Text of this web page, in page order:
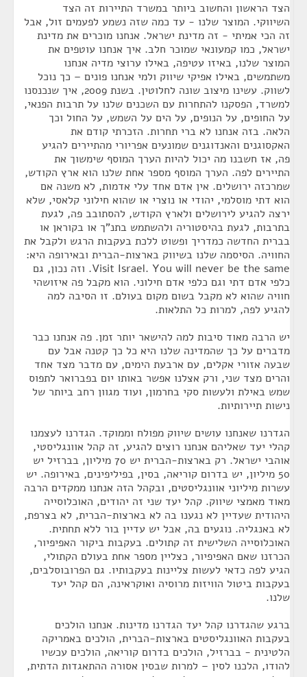
הצד הראשון והחשוב ביותר במשרד התיירות זה הצד
השיווקי. המוצר שלנו - עד כמה שזה נשמע לפעמים זול, אבל
זה הכי אמיתי - זה מדינת ישראל. אנחנו מוכרים את מדינת
ישראל, כמו קמעונאי שמוכר חלב. איך אנחנו עוטפים את
המוצר שלנו, באיזו עטיפה, באילו ערוצי מדיה אנחנו
משתמשים, באילו אפיקי שיווק ולמי אנחנו פונים – כך נוכל
לשווק. עשינו מיצוב שונה לחלוטין. בשנת 2009, איך שנכנסנו
למשרד, הפסקנו להתחרות עם השכנים שלנו על תרבות הפנאי,
על החופים, על הנופים, על הים על השמש, על החול וכך
הלאה. בזה אנחנו לא ברי תחרות. הזכרתי קודם את
האקסוגנים והאנדוגנים שמונעים אפריורי מהתיירים להגיע
פה, אז חשבנו מה יכול להיות הערך המוסף שימשוך את
התיירים לפה. הערך המוסף מספר אחת שלנו הוא ארץ הקודש,
שמרכזה ירושלים. אין אדם אחד עלי אדמות, לא משנה אם
הוא דתי מוסלמי, יהודי או נוצרי או שהוא חילוני קלאסי, שלא
ירצה להגיע לירושלים ולארץ הקודש, להסתובב פה, לגעת
בתרבות, לגעת בהיסטוריה ולהשתמש בתנ"ך או בקוראן או
בברית החדשה כמדריך ופשוט ללכת בעקבות הרגש ולקבל את
החוויה. הסיסמה שלנו בשיווק בארצות-הברית ובאירופה היא:
Visit Israel. You will never be the same. וזה נכון, גם
כלפי אדם דתי וגם כלפי אדם חילוני. הוא מקבל פה איזושהי
חוויה שהוא לא מקבל בשום מקום בעולם. זו הסיבה למה
להגיע לפה, למרות כל התלאות.
יש הרבה מאוד סיבות למה להישאר יותר זמן. פה אנחנו כבר
מדברים על כך שהמדינה שלנו היא כל כך קטנה אבל עם
שבעה אזורי אקלים, עם ארבעת הימים, עם מדבר מצד אחד
והרים מצד שני, ורק אצלנו אפשר באותו יום בפברואר לתפוס
שמש באילת ולעשות סקי בחרמון, ועוד מגוון רחב ביותר של
נישות תיירותיות.
הגדרנו שאנחנו עושים שיווק מפולח וממוקד. הגדרנו לעצמנו
קהלי יעד שאליהם אנחנו רוצים להגיע, זה קהל אוונגליסטי,
אוהבי ישראל. רק בארצות-הברית יש 70 מיליון, בברזיל יש
50 מיליון, יש בדרום קוריאה, בסין, בפיליפינים, באירופה. יש
עשרות מיליוני אוונגליסטים, ובקהל הזה אנחנו ממקדים הרבה
מאוד מאמצי שיווק. קהל יעד שני זה יהודים, האוכלוסייה
היהודית שעדיין לא נגענו בה לא בארצות-הברית, לא בצרפת,
לא באנגליה. נוגעים בה, אבל יש עדיין בור ללא תחתית.
האוכלוסייה השלישית זה קתולים. בעקבות ביקור האפיפיור,
הכרזנו שאם האפיפיור, כצליין מספר אחת בעולם הקתולי,
הגיע לפה כדאי לעשות צליינות בעקבותיו. גם הפרובוסלבים,
בעקבות ביטול הוויזות מרוסיה ואוקראינה, הם קהל יעד
שלנו.
ברגע שהגדרנו קהל יעד הגדרנו מדינות. אנחנו הולכים
בעקבות האוונגליסטים בארצות-הברית, הולכים באמריקה
הלטינית - בברזיל, הולכים בדרום קוריאה, הולכים עכשיו
להודו, הלכנו לסין – למרות שבסין אסורה ההתאגדות הדתית,